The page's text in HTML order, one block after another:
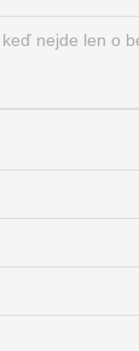
nejde len o